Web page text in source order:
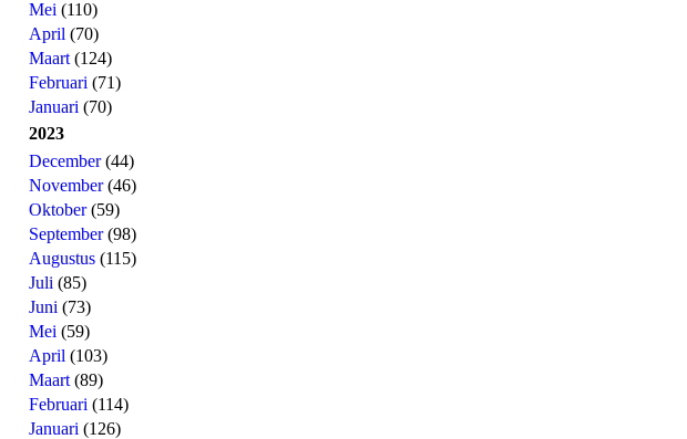
Mei (110)
April (70)
Maart (124)
Februari (71)
Januari (70)
2023
December(44)
November(46)
Oktober(59)
September(98)
Augustus (115)
Juli (85)
Juni (73)
Mei (59)
April (103)
Maart (89)
Februari (114)
Januari (126)